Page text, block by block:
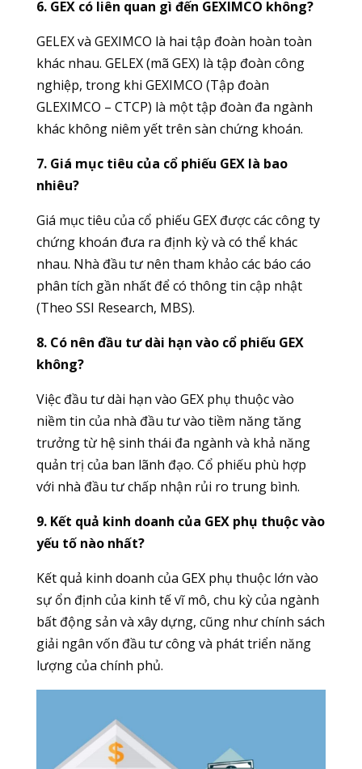
6. GEX có liên quan gì đến GEXIMCO không?
GELEX và GEXIMCO là hai tập đoàn hoàn toàn
khác nhau. GELEX (mã GEX) là tập đoàn công
nghiệp, trong khi GEXIMCO (Tập đoàn
GLEXIMCO – CTCP) là một tập đoàn đa ngành
khác không niêm yết trên sàn chứng khoán.
7. Giá mục tiêu của cổ phiếu GEX là bao
nhiêu?
Giá mục tiêu của cổ phiếu GEX được các công ty
chứng khoán đưa ra định kỳ và có thể khác
nhau. Nhà đầu tư nên tham khảo các báo cáo
phân tích gần nhất để có thông tin cập nhật
(Theo SSI Research, MBS).
8. Có nên đầu tư dài hạn vào cổ phiếu GEX
không?
Việc đầu tư dài hạn vào GEX phụ thuộc vào
niềm tin của nhà đầu tư vào tiềm năng tăng
trưởng từ hệ sinh thái đa ngành và khả năng
quản trị của ban lãnh đạo. Cổ phiếu phù hợp
với nhà đầu tư chấp nhận rủi ro trung bình.
9. Kết quả kinh doanh của GEX phụ thuộc vào
yếu tố nào nhất?
Kết quả kinh doanh của GEX phụ thuộc lớn vào
sự ổn định của kinh tế vĩ mô, chu kỳ của ngành
bất động sản và xây dựng, cũng như chính sách
giải ngân vốn đầu tư công và phát triển năng
lượng của chính phủ.